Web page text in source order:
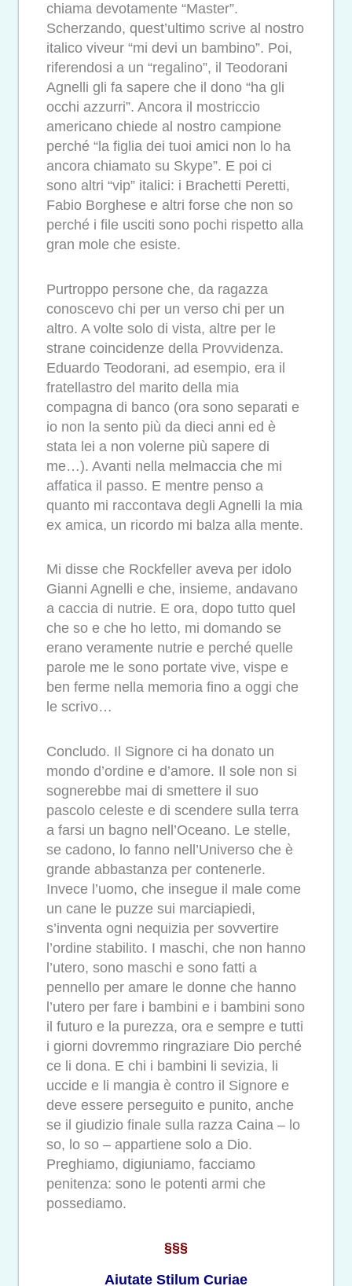
chiama devotamente “Master”.
Scherzando, quest’ultimo scrive al nostro
italico viveur “mi devi un bambino”. Poi,
riferendosi a un “regalino”, il Teodorani
Agnelli gli fa sapere che il dono “ha gli
occhi azzurri”. Ancora il mostriccio
americano chiede al nostro campione
perché “la figlia dei tuoi amici non lo ha
ancora chiamato su Skype”. E poi ci
sono altri “vip” italici: i Brachetti Peretti,
Fabio Borghese e altri forse che non so
perché i file usciti sono pochi rispetto alla
gran mole che esiste.
Purtroppo persone che, da ragazza
conoscevo chi per un verso chi per un
altro. A volte solo di vista, altre per le
strane coincidenze della Provvidenza.
Eduardo Teodorani, ad esempio, era il
fratellastro del marito della mia
compagna di banco (ora sono separati e
io non la sento più da dieci anni ed è
stata lei a non volerne più sapere di
me…). Avanti nella melmaccia che mi
affatica il passo. E mentre penso a
quanto mi raccontava degli Agnelli la mia
ex amica, un ricordo mi balza alla mente.
Mi disse che Rockfeller aveva per idolo
Gianni Agnelli e che, insieme, andavano
a caccia di nutrie. E ora, dopo tutto quel
che so e che ho letto, mi domando se
erano veramente nutrie e perché quelle
parole me le sono portate vive, vispe e
ben ferme nella memoria fino a oggi che
le scrivo…
Concludo. Il Signore ci ha donato un
mondo d’ordine e d’amore. Il sole non si
sognerebbe mai di smettere il suo
pascolo celeste e di scendere sulla terra
a farsi un bagno nell’Oceano. Le stelle,
se cadono, lo fanno nell’Universo che è
grande abbastanza per contenerle.
Invece l’uomo, che insegue il male come
un cane le puzze sui marciapiedi,
s’inventa ogni nequizia per sovvertire
l’ordine stabilito. I maschi, che non hanno
l’utero, sono maschi e sono fatti a
pennello per amare le donne che hanno
l’utero per fare i bambini e i bambini sono
il futuro e la purezza, ora e sempre e tutti
i giorni dovremmo ringraziare Dio perché
ce li dona. E chi i bambini li sevizia, li
uccide e li mangia è contro il Signore e
deve essere perseguito e punito, anche
se il giudizio finale sulla razza Caina – lo
so, lo so – appartiene solo a Dio.
Preghiamo, digiuniamo, facciamo
penitenza: sono le potenti armi che
possediamo.
§§§
Aiutate Stilum Curiae